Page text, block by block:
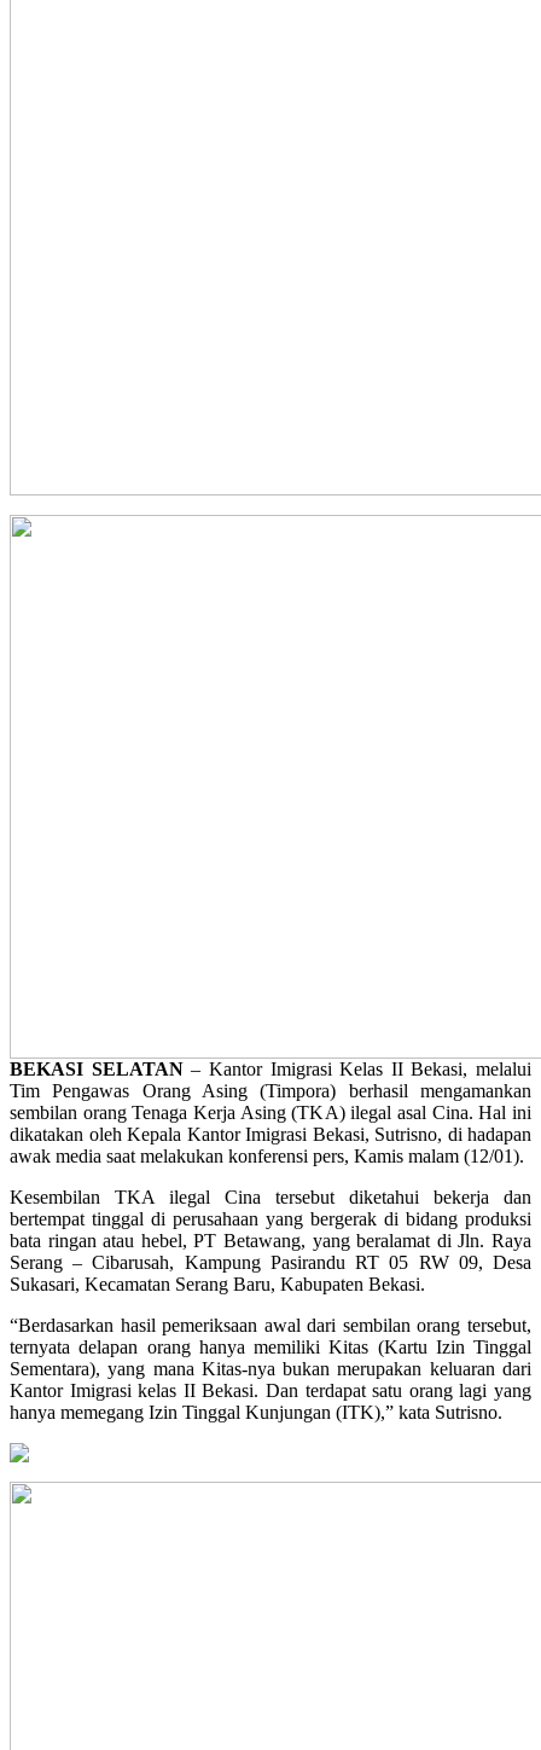
BEKASI SELATAN– Kantor Imigrasi Kelas II Bekasi, melalui
Tim Pengawas Orang Asing (Timpora) berhasil mengamankan
sembilan orang Tenaga Kerja Asing (TKA) ilegal asal Cina. Hal ini
dikatakan oleh Kepala Kantor Imigrasi Bekasi, Sutrisno, di hadapan
awak media saat melakukan konferensi pers, Kamis malam (12/01).
Kesembilan TKA ilegal Cina tersebut diketahui bekerja dan
bertempat tinggal di perusahaan yang bergerak di bidang produksi
bata ringan atau hebel, PT Betawang, yang beralamat di Jln. Raya
Serang – Cibarusah, Kampung Pasirandu RT 05 RW 09, Desa
Sukasari, Kecamatan Serang Baru, Kabupaten Bekasi.
“Berdasarkan hasil pemeriksaan awal dari sembilan orang tersebut,
ternyata delapan orang hanya memiliki Kitas (Kartu Izin Tinggal
Sementara), yang mana Kitas-nya bukan merupakan keluaran dari
Kantor Imigrasi kelas II Bekasi. Dan terdapat satu orang lagi yang
hanya memegang Izin Tinggal Kunjungan (ITK),” kata Sutrisno.